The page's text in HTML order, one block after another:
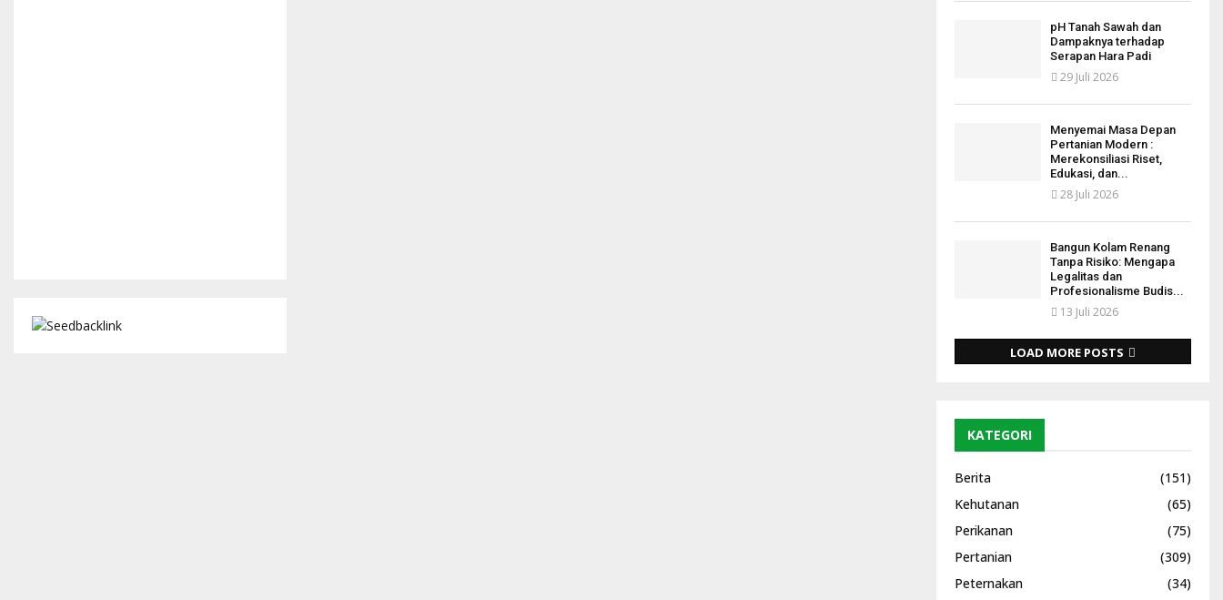
pH Tanah Sawah dan
Dampaknya terhadap
Serapan Hara Padi
29 Juli 2026
Menyemai Masa Depan
Pertanian Modern :
Merekonsiliasi Riset,
Edukasi, dan...
28 Juli 2026
Bangun Kolam Renang
Tanpa Risiko: Mengapa
Legalitas dan
Profesionalisme Budis...
13 Juli 2026
LOAD MORE POSTS
KATEGORI
Berita
(151)
Kehutanan
(65)
Perikanan
(75)
Pertanian
(309)
Peternakan
(34)